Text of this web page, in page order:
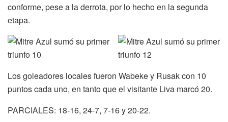
conforme, pese a la derrota, por lo hecho en la segunda
etapa.
Los goleadores locales fueron Wabeke y Rusak con 10
puntos cada uno, en tanto que el visitante Liva marcó 20.
PARCIALES: 18-16, 24-7, 7-16 y 20-22.